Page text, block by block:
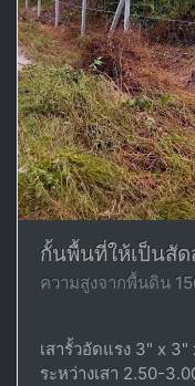
กั้นพื้นที่ให้เป็นสั
ความสูงจากพื้นดิน
เสารั้วอัดแรง 3" x
ระหว่างเสา 2.50-